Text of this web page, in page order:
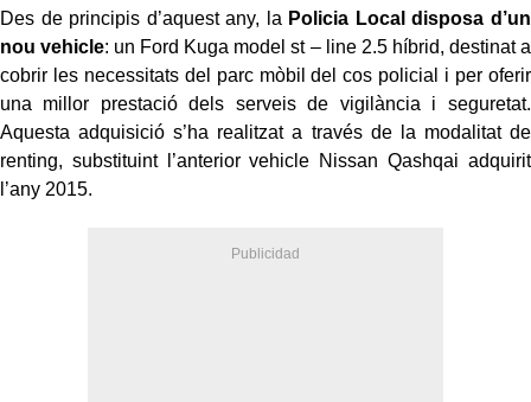
Des de principis d’aquest any, la Policia Local disposa d’un
nou vehicle: un Ford Kuga model st – line 2.5 híbrid, destinat a
cobrir les necessitats del parc mòbil del cos policial i per oferir
una millor prestació dels serveis de vigilància i seguretat.
Aquesta adquisició s’ha realitzat a través de la modalitat de
renting, substituint l’anterior vehicle Nissan Qashqai adquirit
l’any 2015.